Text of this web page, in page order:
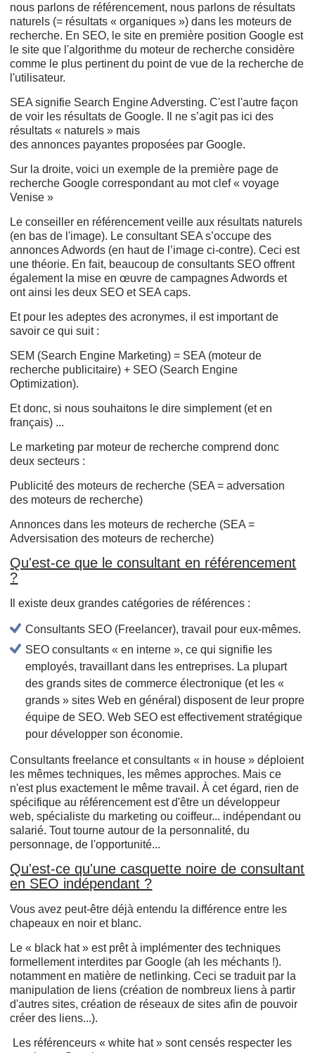
nous parlons de référencement, nous parlons de résultats
naturels (= résultats « organiques ») dans les moteurs de
recherche. En SEO, le site en première position Google est
le site que l'algorithme du moteur de recherche considère
comme le plus pertinent du point de vue de la recherche de
l'utilisateur.
SEA signifie Search Engine Adversting. C'est l'autre façon
de voir les résultats de Google. Il ne s’agit pas ici des
résultats « naturels » mais
des annonces payantes proposées par Google.
Sur la droite, voici un exemple de la première page de
recherche Google correspondant au mot clef « voyage
Venise »
Le conseiller en référencement veille aux résultats naturels
(en bas de l'image). Le consultant SEA s’occupe des
annonces Adwords (en haut de l’image ci-contre). Ceci est
une théorie. En fait, beaucoup de consultants SEO offrent
également la mise en œuvre de campagnes Adwords et
ont ainsi les deux SEO et SEA caps.
Et pour les adeptes des acronymes, il est important de
savoir ce qui suit :
SEM (Search Engine Marketing) = SEA (moteur de
recherche publicitaire) + SEO (Search Engine
Optimization).
Et donc, si nous souhaitons le dire simplement (et en
français) ...
Le marketing par moteur de recherche comprend donc
deux secteurs :
Publicité des moteurs de recherche (SEA = adversation
des moteurs de recherche)
Annonces dans les moteurs de recherche (SEA =
Adversisation des moteurs de recherche)
Qu'est-ce que le consultant en référencement
?
Il existe deux grandes catégories de références :
Consultants SEO (Freelancer), travail pour eux-mêmes.
SEO consultants « en interne », ce qui signifie les
employés, travaillant dans les entreprises. La plupart
des grands sites de commerce électronique (et les «
grands » sites Web en général) disposent de leur propre
équipe de SEO. Web SEO est effectivement stratégique
pour développer son économie.
Consultants freelance et consultants « in house » déploient
les mêmes techniques, les mêmes approches. Mais ce
n'est plus exactement le même travail. À cet égard, rien de
spécifique au référencement est d'être un développeur
web, spécialiste du marketing ou coiffeur... indépendant ou
salarié. Tout tourne autour de la personnalité, du
personnage, de l'opportunité...
Qu'est-ce qu'une casquette noire de consultant
en SEO indépendant ?
Vous avez peut-être déjà entendu la différence entre les
chapeaux en noir et blanc.
Le « black hat » est prêt à implémenter des techniques
formellement interdites par Google (ah les méchants !).
notamment en matière de netlinking. Ceci se traduit par la
manipulation de liens (création de nombreux liens à partir
d'autres sites, création de réseaux de sites afin de pouvoir
créer des liens...).
Les référenceurs « white hat » sont censés respecter les